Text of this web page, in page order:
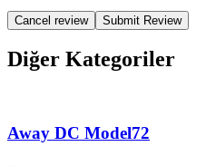
Cancel review
Diğer Kategoriler
Away DC Model72